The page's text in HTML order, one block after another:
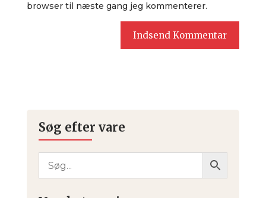
browser til næste gang jeg kommenterer.
Søg efter vare